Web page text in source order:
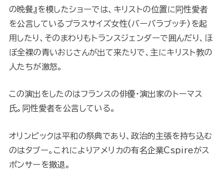
の晩餐』を模したショーでは、キリストの位置に同性愛者
を公言しているプラスサイズ女性(バーバラブッチ)を起
用したり、そのまわりもトランスジェンダーで囲んだり、ほ
ぼ全裸の青いおじさんが出て来たりで、主にキリスト教の
人たちが激怒。
この演出をしたのはフランスの俳優・演出家のトーマス
氏。同性愛者を公言している。
オリンピックは平和の祭典であり、政治的主張を持ち込む
のはタブー。これによりアメリカの有名企業Cspireがス
ポンサーを撤退。